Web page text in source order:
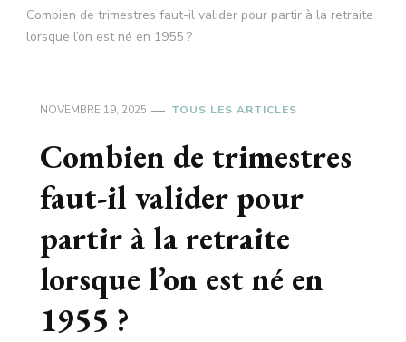
Combien de trimestres faut-il valider pour partir à la retraite
lorsque l’on est né en 1955 ?
NOVEMBRE 19, 2025 TOUS LES ARTICLES
Combien de trimestres
faut-il valider pour
partir à la retraite
lorsque l’on est né en
1955 ?